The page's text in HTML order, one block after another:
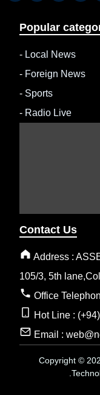
Popular
- Local News
- Foreign News
- Sports
- Radio Live
Contact Us
Address :
105/3, 5th
Office
Hot Line :
Email :
Copyright ©